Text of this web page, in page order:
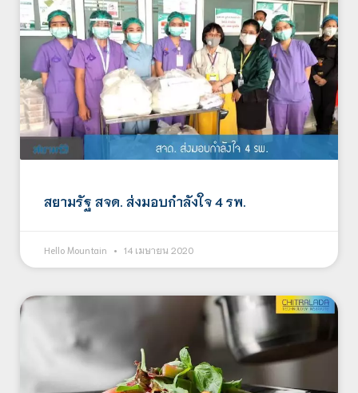
สยามรัฐ สจด. ส่งมอบกำลังใจ 4 รพ.
Hello Mountain 14 เมษายน 2020